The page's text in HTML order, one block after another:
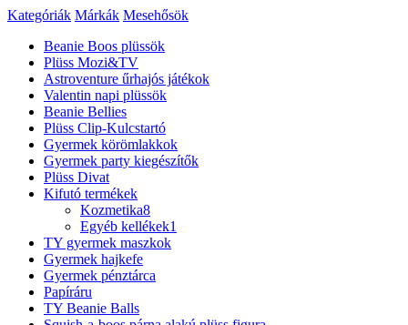
Kategóriák Márkák Mesehősök
Beanie Boos plüssök
Plüss Mozi&TV
Astroventure űrhajós játékok
Valentin napi plüssök
Beanie Bellies
Plüss Clip-Kulcstartó
Gyermek körömlakkok
Gyermek party kiegészítők
Plüss Divat
Kifutó termékek
Kozmetika8
Egyéb kellékek1
TY gyermek maszkok
Gyermek hajkefe
Gyermek pénztárca
Papíráru
TY Beanie Balls